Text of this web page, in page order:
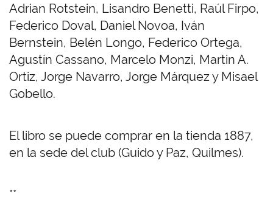
Adrian Rotstein, Lisandro Benetti, Raúl Firpo,
Federico Doval, Daniel Novoa, Iván
Bernstein, Belén Longo, Federico Ortega,
Agustín Cassano, Marcelo Monzi, Martin A.
Ortiz, Jorge Navarro, Jorge Márquez y Misael
Gobello.
El libro se puede comprar en la tienda 1887,
en la sede del club (Guido y Paz, Quilmes).
**